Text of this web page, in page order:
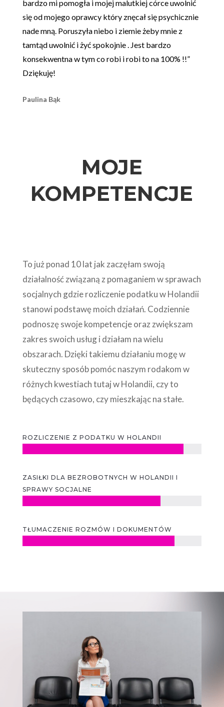
bardzo mi pomogła i mojej malutkiej córce uwolnić
się od mojego oprawcy który znęcał się psychicznie
nade mną. Poruszyła niebo i ziemie żeby mnie z
tamtąd uwolnić i żyć spokojnie . Jest bardzo
konsekwentna w tym co robi i robi to na 100% !!”
Dziękuję!
Paulina Bąk
MOJE
KOMPETENCJE
To już ponad 10 lat jak zaczęłam swoją
działalność związaną z pomaganiem w sprawach
socjalnych gdzie rozliczenie podatku w Holandii
stanowi podstawę moich działań. Codziennie
podnoszę swoje kompetencje oraz zwiększam
zakres swoich usług i działam na wielu
obszarach. Dzięki takiemu działaniu mogę w
skuteczny sposób pomóc naszym rodakom w
różnych kwestiach tutaj w Holandii, czy to
będących czasowo, czy mieszkając na stałe.
ROZLICZENIE Z PODATKU W HOLANDII
ZASIŁKI DLA BEZROBOTNYCH W HOLANDII I
SPRAWY SOCJALNE
TŁUMACZENIE ROZMÓW I DOKUMENTÓW